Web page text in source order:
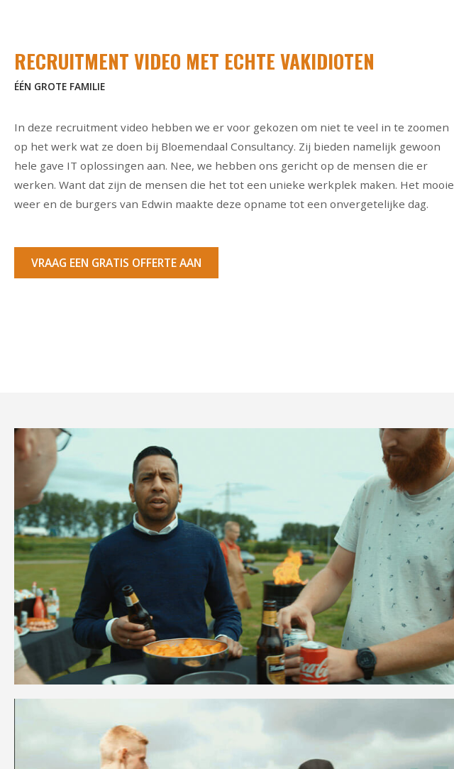
RECRUITMENT VIDEO MET ECHTE VAKIDIOTEN
ÉÉN GROTE FAMILIE
In deze recruitment video hebben we er voor gekozen om niet te veel in te zoomen
op het werk wat ze doen bij Bloemendaal Consultancy. Zij bieden namelijk gewoon
hele gave IT oplossingen aan. Nee, we hebben ons gericht op de mensen die er
werken. Want dat zijn de mensen die het tot een unieke werkplek maken. Het mooie
weer en de burgers van Edwin maakte deze opname tot een onvergetelijke dag.
VRAAG EEN GRATIS OFFERTE AAN